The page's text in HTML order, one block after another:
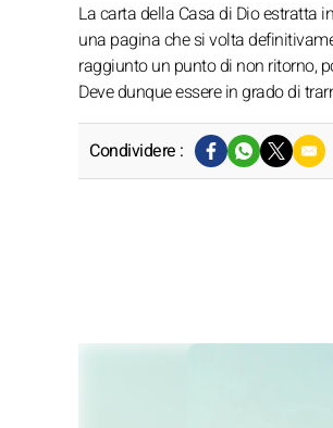
La carta della Casa di Dio estratta
una pagina che si volta
raggiunto un punto di non ritorno,
Deve dunque essere in grado di
Condividere :